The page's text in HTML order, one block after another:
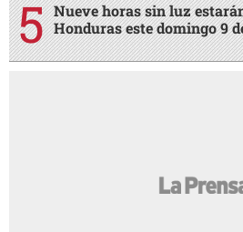
Nueve horas sin luz
Honduras este domingo 9